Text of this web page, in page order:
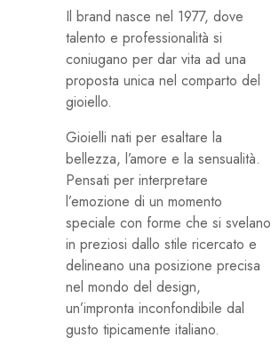
Il brand nasce nel 1977, dove
talento e professionalità si
coniugano per dar vita ad una
proposta unica nel comparto del
gioiello.
Gioielli nati per esaltare la
bellezza, l’amore e la sensualità.
Pensati per interpretare
l’emozione di un momento
speciale con forme che si svelano
in preziosi dallo stile ricercato e
delineano una posizione precisa
nel mondo del design,
un’impronta inconfondibile dal
gusto tipicamente italiano.